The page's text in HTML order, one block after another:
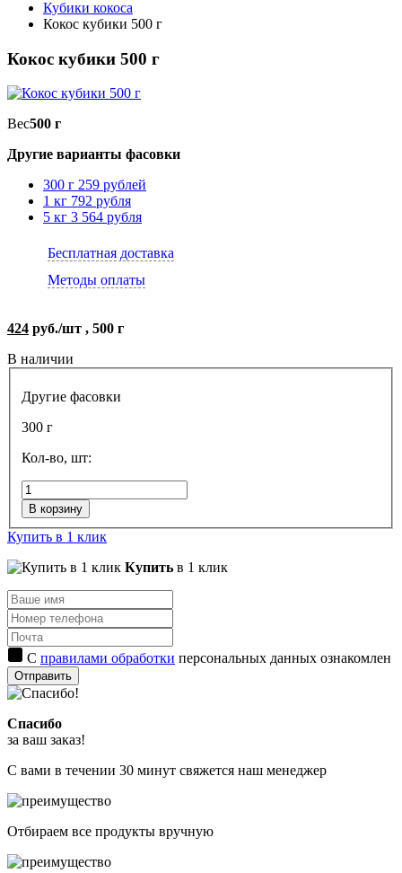
Кубики кокоса
Кокос кубики 500 г
Кокос кубики 500 г
Вес500 г
Другие варианты фасовки
300 г 259 рублей
1 кг 792 рубля
5 кг 3 564 рубля
Бесплатная доставка
Методы оплаты
424 руб./шт , 500 г
В наличии
Другие фасовки
300 г
Кол-во, шт:
В корзину
Купить в 1 клик
Купить в 1 клик
С правилами обработки персональных данных ознакомлен
Отправить
Спасибо
за ваш заказ!
С вами в течении 30 минут свяжется наш менеджер
Отбираем все продукты вручную